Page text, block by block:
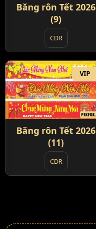
Băng rôn Tết 2026
(9)
CDR
VIP
Băng rôn Tết 2026
(11)
CDR